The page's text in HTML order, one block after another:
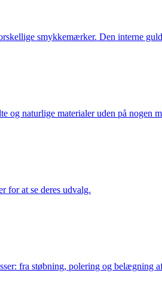
smykkemærker. Den interne
og naturlige materialer uden på nogen
for at se deres udvalg.
fra støbning, polering og